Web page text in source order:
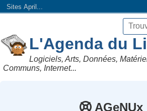
Sites April...
L'Agenda du
Logiciels, Arts, Données,
Communs, Internet...
AGeNUx